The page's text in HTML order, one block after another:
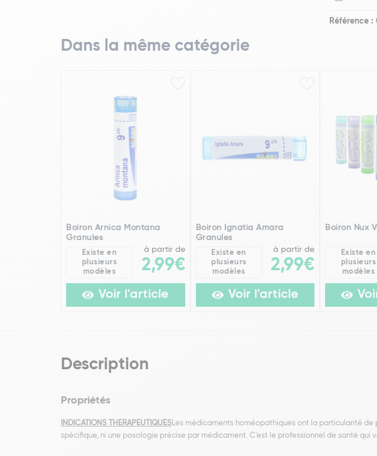
Référence :
Dans la même catégorie
Boiron Arnica Montana
Granules
Existe en
plusieurs
modèles
à partir de
2,99€
Voir l'article
Boiron Ignatia Amara
Granules
Existe en
plusieurs
modèles
à partir de
2,99€
Voir l'article
Boiron Nux
Existe en
plusieurs
modèles
Description
Propriétés
INDICATIONS THERAPEUTIQUESLes médicaments homéopathiques ont la particularité
spécifique, ni une posologie précise par médicament. C'est le professionnel de santé